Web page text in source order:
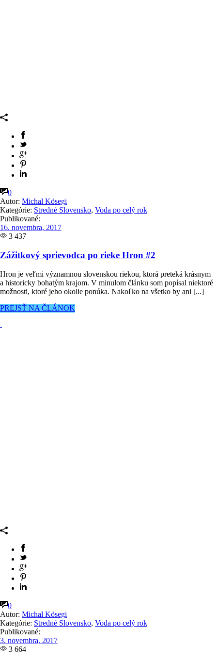
0
Autor: Michal Kösegi
Kategórie: Stredné Slovensko, Voda po celý rok
Publikované:
16. novembra, 2017
3 437
Zážitkový sprievodca po rieke Hron #2
Hron je veľmi významnou slovenskou riekou, ktorá preteká krásnym
a historicky bohatým krajom. V minulom článku som popísal niektoré
možnosti, ktoré jeho okolie ponúka. Nakoľko na všetko by ani [...]
PREJSŤ NA ČLÁNOK
0
Autor: Michal Kösegi
Kategórie: Stredné Slovensko, Voda po celý rok
Publikované:
3. novembra, 2017
3 664